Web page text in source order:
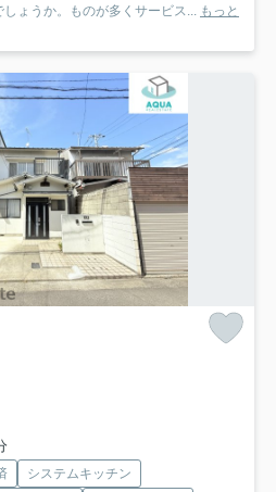
ょうか。ものが多くサービス...
もっと
システムキッチン